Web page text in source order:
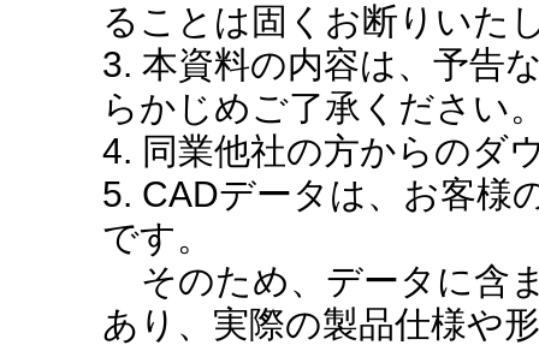
ることは固くお断りいた
3. 本資料の内容は、予告
らかじめご了承ください
4. 同業他社の方からのダ
5. CADデータは、お客様
です。
そのため、データに含
あり、実際の製品仕様や